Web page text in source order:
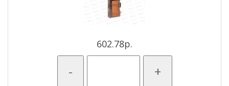
602.78р.
- +